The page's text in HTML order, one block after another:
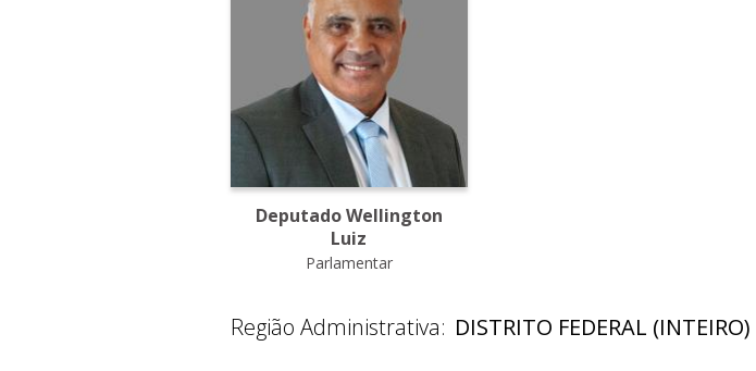
Deputado Wellington
Luiz
Parlamentar
Região Administrativa: DISTRITO FEDERAL (INTEIRO)